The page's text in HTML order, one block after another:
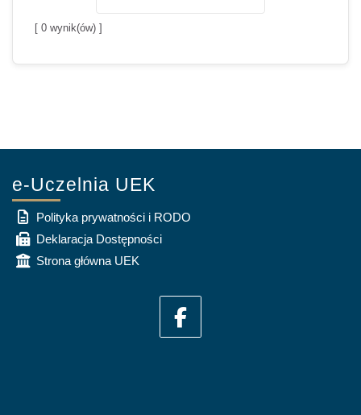
[ 0 wynik(ów) ]
e-Uczelnia UEK
Polityka prywatności i RODO
Deklaracja Dostępności
Strona główna UEK